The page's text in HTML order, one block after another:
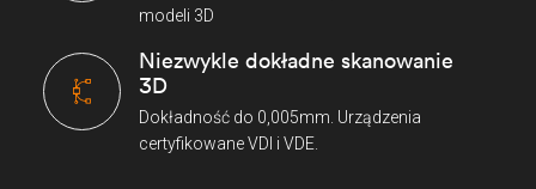
modeli 3D
Niezwykle dokładne skanowanie
3D
Dokładność do 0,005mm. Urządzenia
certyfikowane VDI i VDE.